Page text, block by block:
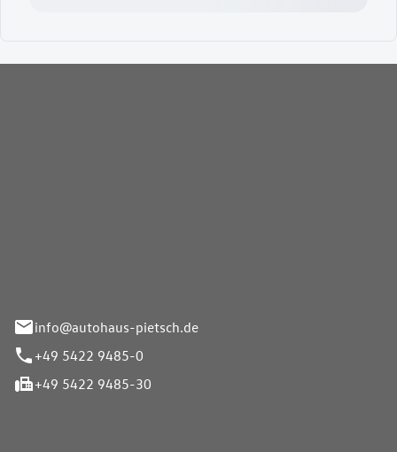
info@autohaus-pietsch.de
+49 5422 9485-0
+49 5422 9485-30